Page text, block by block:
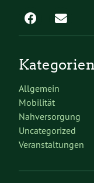
Kategorien
Allgemein
Mobilität
Nahversorgung
Uncategorized
Veranstaltungen